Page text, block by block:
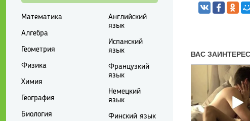
Математика
Алгебра
Геометрия
Физика
Химия
География
Биология
Английский
язык
Испанский
язык
Французкий
язык
Немецкий
язык
Финский язык